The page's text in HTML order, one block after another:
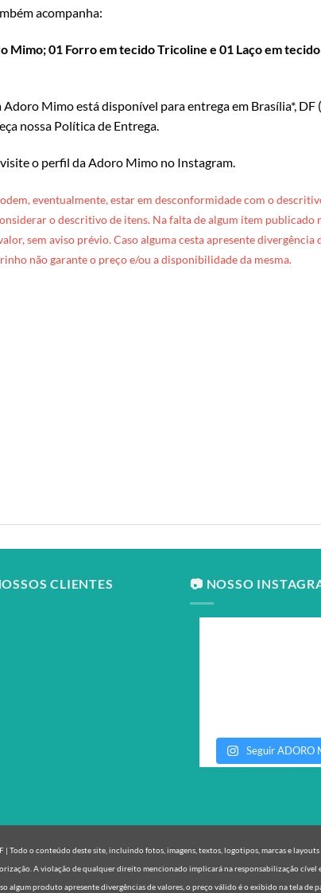
acompanha:
Mimo; 01 Forro em tecido Tricoline e 01 Laço em
Adoro Mimo está disponível para entrega em Brasília*, DF
nossa Política de Entrega.
o perfil da Adoro Mimo no Instagram
eventualmente, estar em desconformidade com o
o descritivo de itens. Na falta de algum item
sem aviso prévio. Caso alguma cesta apresente
não garante o preço e/ou a disponibilidade da mesma.
CLIENTES 📷 NOSSO
Seguir ADORO
| Todo o conteúdo deste site, incluindo fotos, imagens, textos, logotipos, marcas e
A violação de qualquer direito mencionado implicará na responsabilização
algum produto apresente divergências de valores, o preço válido é o exibido na tela de